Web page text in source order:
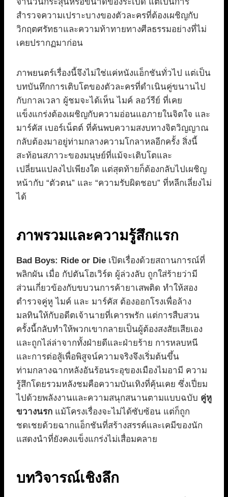
สำรวจความเปราะบางของตัวละครที่ต้องเผชิญกับ
วิกฤตศรัทธาและความท้าทายทางศีลธรรมอย่างที่ไม่
เคยปรากฏมาก่อน
ภาพยนตร์เรื่องนี้จึงไม่ใช่แค่หนังแอ็กชันทั่วไป แต่เป็น
บทบันทึกการเติบโตของตัวละครที่ดำเนินคู่ขนานไป
กับกาลเวลา ผู้ชมจะได้เห็น ไมค์ ลอว์รีย์ ที่เคย
แข็งแกร่งต้องเผชิญกับความอ่อนแอภายในจิตใจ และ
มาร์คัส เบอร์เน็ตต์ ที่ค้นพบความสงบทางจิตวิญญาณ
กลับต้องมาอยู่ท่ามกลางความโกลาหลอีกครั้ง สิ่งนี้
สะท้อนสภาวะของมนุษย์ที่แม้จะเติบโตและ
เปลี่ยนแปลงไปเพียงใด แต่สุดท้ายก็ต้องกลับไปเผชิญ
หน้ากับ “ตัวตน” และ “ความรับผิดชอบ” ที่หลีกเลี่ยงไม่
ได้
ภาพรวมและความรู้สึกแรก
Bad Boys: Ride or Die เปิดเรื่องด้วยสถานการณ์ที่
พลิกผัน เมื่อ กัปตันโฮเวิร์ด ผู้ล่วงลับ ถูกใส่ร้ายว่ามี
ส่วนเกี่ยวข้องกับขบวนการค้ายาเสพติด ทำให้สอง
ตำรวจคู่หู ไมค์ และ มาร์คัส ต้องออกโรงเพื่อล้าง
มลทินให้กับอดีตเจ้านายที่เคารพรัก แต่การสืบสวน
ครั้งนี้กลับทำให้พวกเขากลายเป็นผู้ต้องสงสัยเสียเอง
และถูกไล่ล่าจากทั้งฝ่ายดีและฝ่ายร้าย การหลบหนี
และการต่อสู้เพื่อพิสูจน์ความจริงจึงเริ่มต้นขึ้น
ท่ามกลางฉากหลังอันร้อนระอุของเมืองไมอามี ความ
รู้สึกโดยรวมหลังชมคือความบันเทิงที่คุ้นเคย ซึ่งเปี่ยม
ไปด้วยพลังงานและความสนุกสนานตามแบบฉบับ คู่หู
ขวางนรก แม้โครงเรื่องจะไม่ได้ซับซ้อน แต่ก็ถูก
ชดเชยด้วยฉากแอ็กชันที่สร้างสรรค์และเคมีของนัก
แสดงนำที่ยังคงแข็งแกร่งไม่เสื่อมคลาย
บทวิจารณ์เชิงลึก